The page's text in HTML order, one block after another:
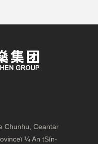
Chunhu, Ceantar
¼ An tSín-